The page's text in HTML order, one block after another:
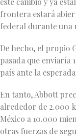
frontera estará
federal durante una
De hecho, el propio
pasada que enviaría
país ante la
En tanto, Abbott
alrededor de 2.000
México a 10.000
otras fuerzas de